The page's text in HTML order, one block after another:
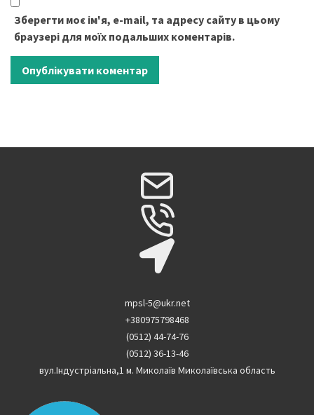
Зберегти моє ім'я, e-mail, та адресу сайту в цьому
браузері для моїх подальших коментарів.
mpsl-5@ukr.net
+380975798468
(0512) 44-74-76
(0512) 36-13-46
вул.Індустріальна,1 м. Миколаїв Миколаївська область